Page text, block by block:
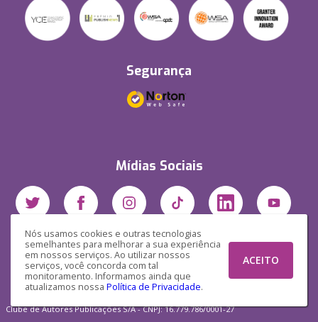
Nós usamos cookies e outras tecnologias
semelhantes para melhorar a sua experiência
em nossos serviços. Ao utilizar nossos
serviços, você concorda com tal
monitoramento. Informamos ainda que
atualizamos nossa Política de Privacidade.
ACEITO
Segurança
Mídias Sociais
Clube de Autores Publicações S/A - CNPJ: 16.779.786/0001-27